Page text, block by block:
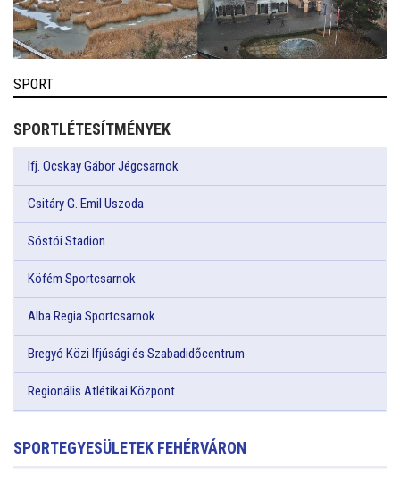
SPORT
SPORTLÉTESÍTMÉNYEK
Ifj. Ocskay Gábor Jégcsarnok
Csitáry G. Emil Uszoda
Sóstói Stadion
Köfém Sportcsarnok
Alba Regia Sportcsarnok
Bregyó Közi Ifjúsági és Szabadidőcentrum
Regionális Atlétikai Központ
SPORTEGYESÜLETEK FEHÉRVÁRON